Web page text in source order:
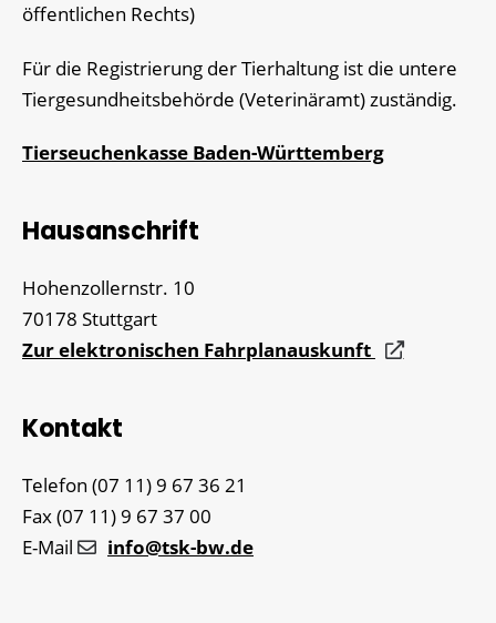
öffentlichen Rechts)
Für die Registrierung der Tierhaltung ist die untere
Tiergesundheitsbehörde (Veterinäramt) zuständig.
Tierseuchenkasse Baden-Württemberg
Hausanschrift
Hohenzollernstr. 10
70178 Stuttgart
Zur elektronischen Fahrplanauskunft
Kontakt
Telefon (07 11) 9 67 36 21
Fax(07 11) 9 67 37 00
E-Mail
info@tsk-bw.de